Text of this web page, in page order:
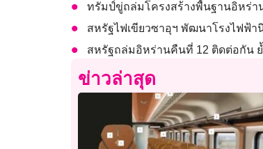
ทรัมป์ขู่ถล่มโครงสร้างพื้นฐานอิหร่า
สหรัฐไฟเขียวซาอุฯ พัฒนาโรงไฟฟ้า
สหรัฐถล่มอิหร่านคืนที่ 12 ติดต่อกัน
ข่าวล่าสุด